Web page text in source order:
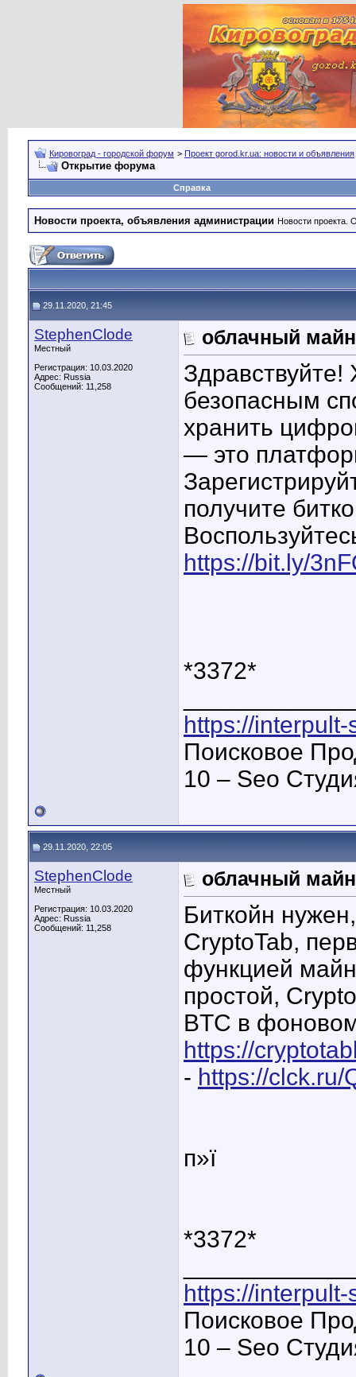
Кировоград - городской форум > Проект gorod.kr.ua: новости и объявления
Открытие форума
Справка
Новости проекта, объявления администрации Новости проекта.
29.11.2020, 21:45
StephenClode
Местный
Регистрация: 10.03.2020
Адрес: Russia
Сообщений: 11,258
облачный
безопасным
хранить
— это
получите
https://bit.ly/
*3372*
https://
Поисковое
10 – Seo
29.11.2020, 22:05
StephenClode
Местный
Регистрация: 10.03.2020
Адрес: Russia
Сообщений: 11,258
облачный
Биткойн
CryptoTab,
функцией
простой,
BTC в
https://
- https://clck.ru/
п»ї
*3372*
https://
Поисковое
10 – Seo